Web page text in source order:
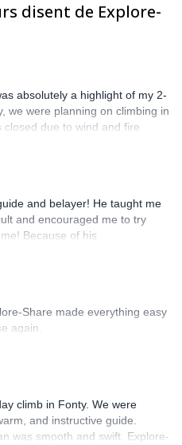
disent de Explore-
absolutely a highlight of my 2-
we were planning on climbing in
due to wind and fire
amazing location (Pic de
and hotel drop off, which I
pitch route we did was not only
which I thoroughly
the team (Gauthier) was
and belayer! He taught me
and encouraged me to try
Because of his
these routes! I really
direct sun and cool enough to
booking an outdoor
easy. Luis, our guide,
was flawless.
Share made everything easy
again.
climb in Fonty. We were
and instructive guide.
was smooth and swift. Explore-